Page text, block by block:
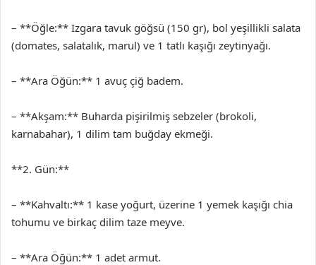
– **Öğle:** Izgara tavuk göğsü (150 gr), bol yeşillikli salata
(domates, salatalık, marul) ve 1 tatlı kaşığı zeytinyağı.
– **Ara Öğün:** 1 avuç çiğ badem.
– **Akşam:** Buharda pişirilmiş sebzeler (brokoli,
karnabahar), 1 dilim tam buğday ekmeği.
**2. Gün:**
– **Kahvaltı:** 1 kase yoğurt, üzerine 1 yemek kaşığı chia
tohumu ve birkaç dilim taze meyve.
– **Ara Öğün:** 1 adet armut.